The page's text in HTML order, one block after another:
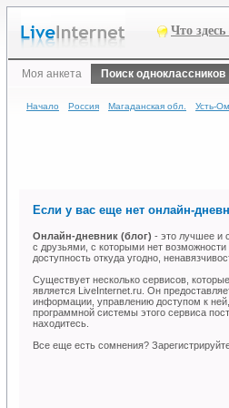
Что здесь
Моя анкета Поиск одноклассников
Начало Россия Магаданская обл. Усть-
Если у вас еще нет онлайн-
Онлайн-дневник (блог) - это лучшее и
с друзьями, с которыми нет возможности
доступность откуда угодно,
Существует несколько сервисов,
является LiveInternet.ru. Он
информации, управлению доступом к
программной системы этого сервиса
находитесь.
Все еще есть сомнения?